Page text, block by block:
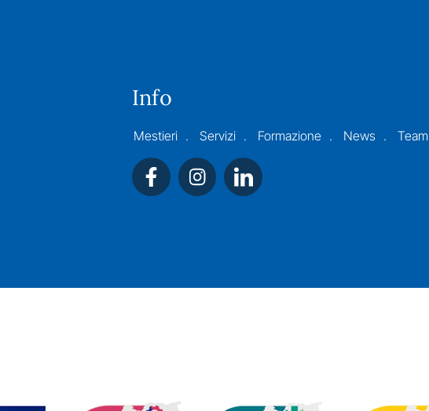
Info
Mestieri Servizi Formazione News Team